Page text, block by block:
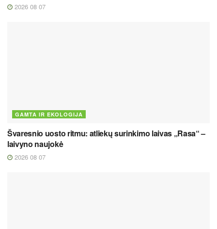
2026 08 07
GAMTA IR EKOLOGIJA
Švaresnio uosto ritmu: atliekų surinkimo laivas „Rasa“ –
laivyno naujokė
2026 08 07